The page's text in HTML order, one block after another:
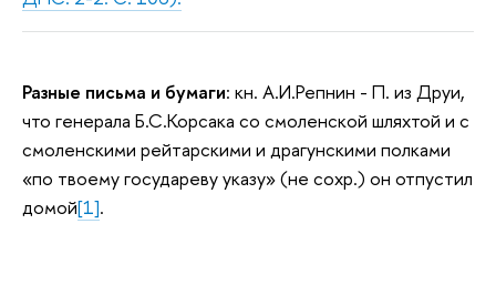
Разные письма и бумаги: кн. А.И.Репнин - П. из Друи,
что генерала Б.С.Корсака со смоленской шляхтой и с
смоленскими рейтарскими и драгунскими полками
«по твоему государеву указу» (не сохр.) он отпустил
домой[1].